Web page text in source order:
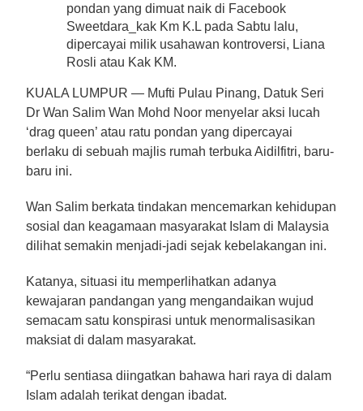
pondan yang dimuat naik di Facebook
Sweetdara_kak Km K.L pada Sabtu lalu,
dipercayai milik usahawan kontroversi, Liana
Rosli atau Kak KM.
KUALA LUMPUR — Mufti Pulau Pinang, Datuk Seri
Dr Wan Salim Wan Mohd Noor menyelar aksi lucah
‘drag queen’ atau ratu pondan yang dipercayai
berlaku di sebuah majlis rumah terbuka Aidilfitri, baru-
baru ini.
Wan Salim berkata tindakan mencemarkan kehidupan
sosial dan keagamaan masyarakat Islam di Malaysia
dilihat semakin menjadi-jadi sejak kebelakangan ini.
Katanya, situasi itu memperlihatkan adanya
kewajaran pandangan yang mengandaikan wujud
semacam satu konspirasi untuk menormalisasikan
maksiat di dalam masyarakat.
“Perlu sentiasa diingatkan bahawa hari raya di dalam
Islam adalah terikat dengan ibadat.